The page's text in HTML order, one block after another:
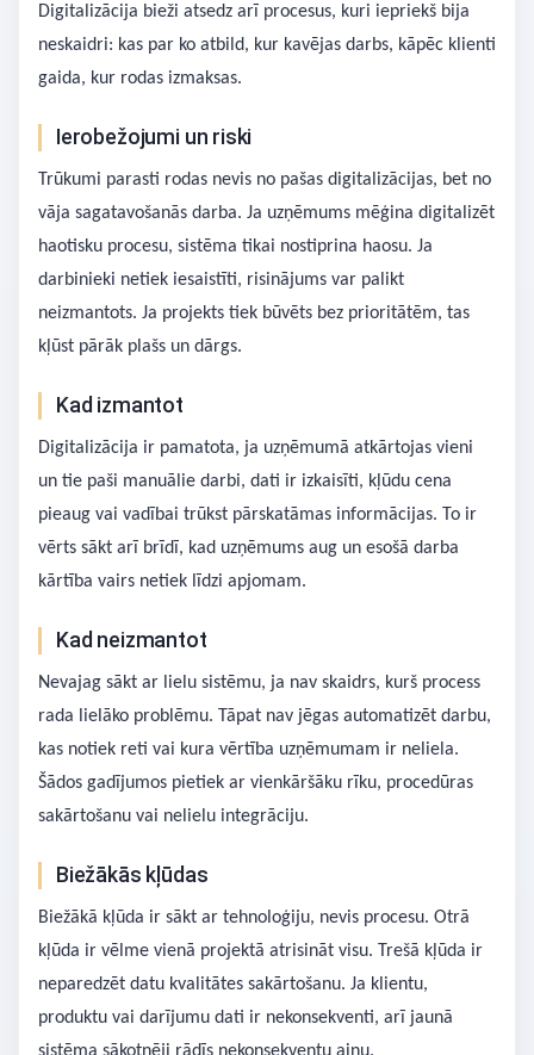
Digitalizācija bieži atsedz arī procesus, kuri iepriekš bija
neskaidri: kas par ko atbild, kur kavējas darbs, kāpēc klienti
gaida, kur rodas izmaksas.
Ierobežojumi un riski
Trūkumi parasti rodas nevis no pašas digitalizācijas, bet no
vāja sagatavošanās darba. Ja uzņēmums mēģina digitalizēt
haotisku procesu, sistēma tikai nostiprina haosu. Ja
darbinieki netiek iesaistīti, risinājums var palikt
neizmantots. Ja projekts tiek būvēts bez prioritātēm, tas
kļūst pārāk plašs un dārgs.
Kad izmantot
Digitalizācija ir pamatota, ja uzņēmumā atkārtojas vieni
un tie paši manuālie darbi, dati ir izkaisīti, kļūdu cena
pieaug vai vadībai trūkst pārskatāmas informācijas. To ir
vērts sākt arī brīdī, kad uzņēmums aug un esošā darba
kārtība vairs netiek līdzi apjomam.
Kad neizmantot
Nevajag sākt ar lielu sistēmu, ja nav skaidrs, kurš process
rada lielāko problēmu. Tāpat nav jēgas automatizēt darbu,
kas notiek reti vai kura vērtība uzņēmumam ir neliela.
Šādos gadījumos pietiek ar vienkāršāku rīku, procedūras
sakārtošanu vai nelielu integrāciju.
Biežākās kļūdas
Biežākā kļūda ir sākt ar tehnoloģiju, nevis procesu. Otrā
kļūda ir vēlme vienā projektā atrisināt visu. Trešā kļūda ir
neparedzēt datu kvalitātes sakārtošanu. Ja klientu,
produktu vai darījumu dati ir nekonsekventi, arī jaunā